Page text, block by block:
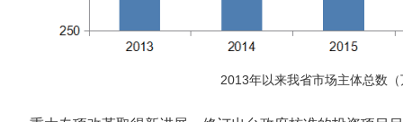
2013年以来我省市场主体总数